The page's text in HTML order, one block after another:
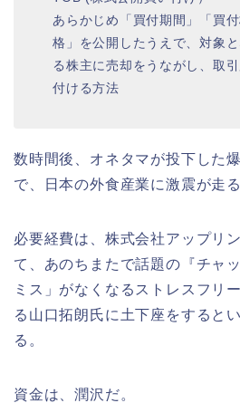
あらかじめ「買付期間」「買
格」を公開したうえで、対象
る株主に売却をうながし、取
付ける方法
数時間後、オネタマが投下した
で、日本の外食産業に激震が走
必要経費は、株式会社アップリ
て、あのちまたで話題の『チャ
ミス」がなくなるストレスフリ
る山口拓朗氏に土下座をすると
る。
資金は、潤沢だ。